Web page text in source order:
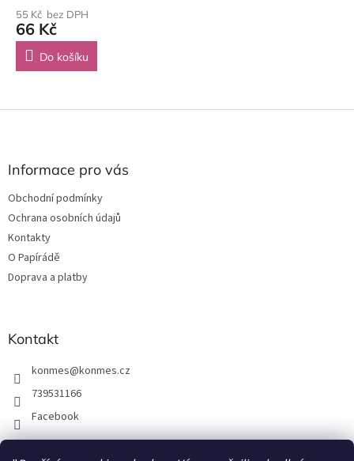
55 Kč bez DPH
66 Kč
Do košíku
Z
Informace pro vás
Obchodní podmínky
Ochrana osobních údajů
Kontakty
O Papírádě
Doprava a platby
Kontakt
konmes@konmes.cz
739531166
Facebook